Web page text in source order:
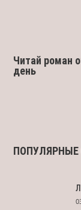
Читай роман
день